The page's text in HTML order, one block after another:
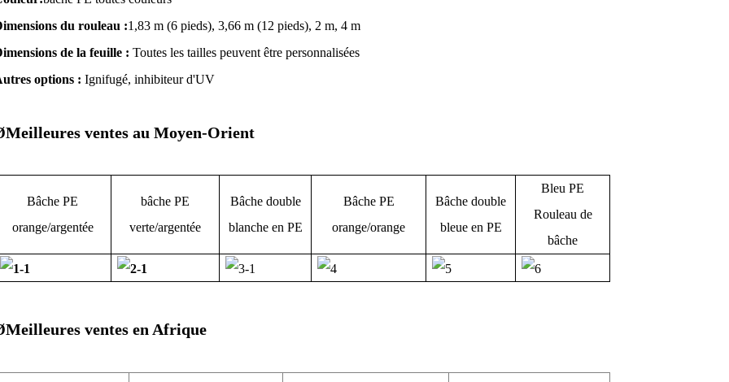
du rouleau :1,83 m (6 pieds), 3,66 m (12 pieds), 2 m, 4 m
de la feuille : Toutes les tailles peuvent être personnalisées
options : Ignifugé, inhibiteur d'UV
Meilleures ventes au Moyen-Orient
Bâche PE
orange/argentée
bâche PE
verte/argentée
Bâche double
blanche en PE
Bâche PE
orange/orange
Bâche double
bleue en PE
Bleu PE
Rouleau de
bâche
Meilleures ventes en Afrique